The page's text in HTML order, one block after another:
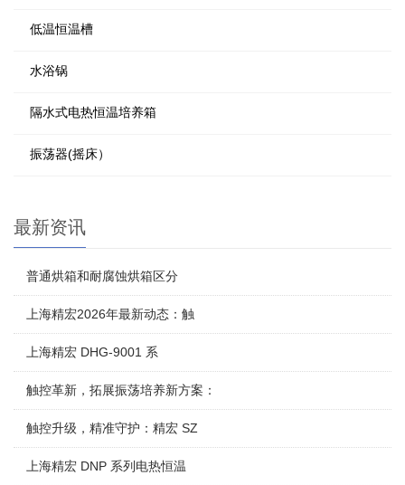
低温恒温槽
水浴锅
隔水式电热恒温培养箱
振荡器(摇床）
最新资讯
普通烘箱和耐腐蚀烘箱区分
上海精宏2026年最新动态：触
上海精宏 DHG-9001 系
触控革新，拓展振荡培养新方案：
触控升级，精准守护：精宏 SZ
上海精宏 DNP 系列电热恒温